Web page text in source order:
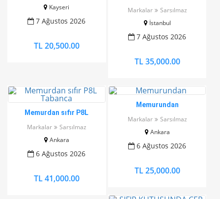
Kayseri
7 Ağustos 2026
TL 20,500.00
Markalar
Sarsılmaz
İstanbul
7 Ağustos 2026
TL 35,000.00
Memurdan sıfır P8L
Markalar
Sarsılmaz
Ankara
6 Ağustos 2026
TL 41,000.00
Memurundan
Markalar
Sarsılmaz
Ankara
6 Ağustos 2026
TL 25,000.00